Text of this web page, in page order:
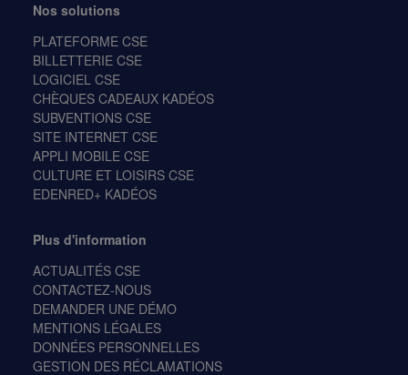
Nos solutions
PLATEFORME CSE
BILLETTERIE CSE
LOGICIEL CSE
CHÈQUES CADEAUX KADÉOS
SUBVENTIONS CSE
SITE INTERNET CSE
APPLI MOBILE CSE
CULTURE ET LOISIRS CSE
EDENRED+ KADÉOS
Plus d'information
ACTUALITÉS CSE
CONTACTEZ-NOUS
DEMANDER UNE DÉMO
MENTIONS LÉGALES
DONNÉES PERSONNELLES
GESTION DES RÉCLAMATIONS